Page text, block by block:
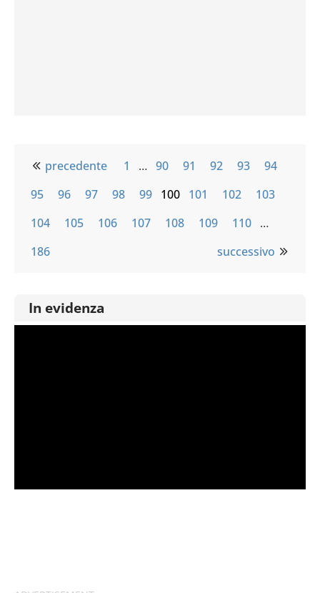
precedente 1 … 90 91 92 93
94
95
96 97 98 99 100 101 102
103
104
105 106 107 108 109 110 …
186
successivo
In evidenza